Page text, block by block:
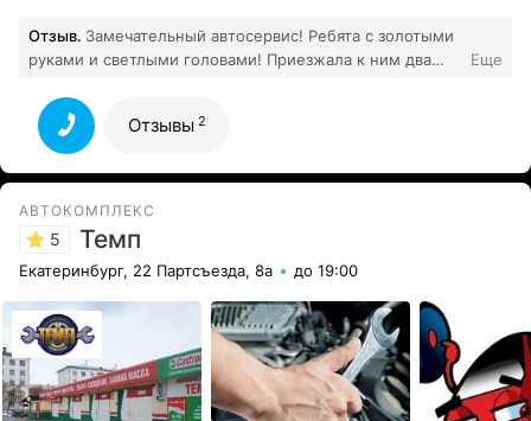
Отзыв. Замечательный автосервис! Ребята с золотыми
руками и светлыми головами! Приезжала к ним два
проводили диагностику и ремонт! Огромное спасибо...
Все отзывы
Еще
Отзывы 2
АВТОКОМПЛЕКС
5 Темп
Екатеринбург, 22 Партсъезда, 8а до 19:00